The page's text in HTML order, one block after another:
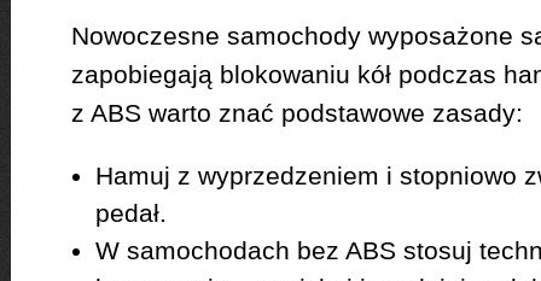
Nowoczesne samochody wyposażone
zapobiegają blokowaniu kół podczas
z ABS warto znać podstawowe zasady:
Hamuj z wyprzedzeniem i stopniowo
pedał.
W samochodach bez ABS stosuj